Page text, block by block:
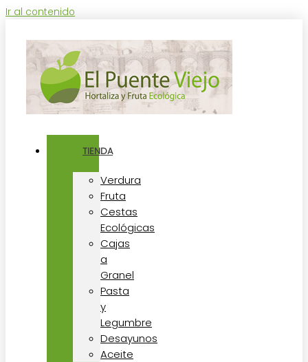
Ir al contenido
TIENDA
Verdura
Fruta
Cestas
Ecológicas
Cajas
a
Granel
Pasta
y
Legumbre
Desayunos
Aceite